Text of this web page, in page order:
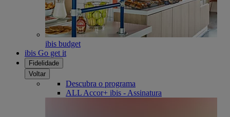
ibis budget
ibis Go get it
Fidelidade
Voltar
Descubra o programa
ALL Accor+ ibis - Assinatura